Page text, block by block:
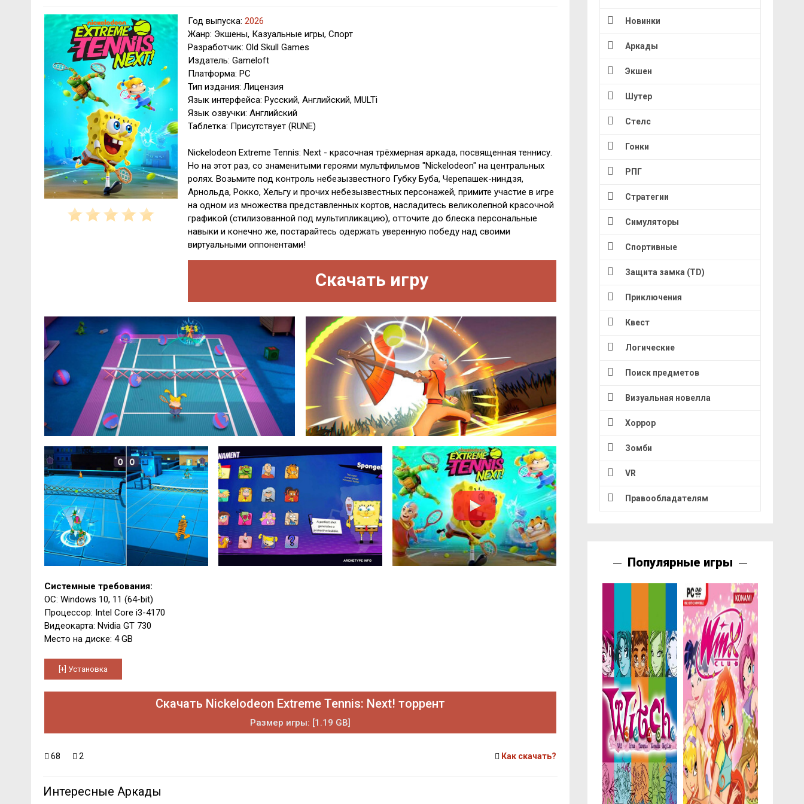
Год выпуска: 2026
Жанр: Экшены, Казуальные игры, Спорт
Разработчик: Old Skull Games
Издатель: Gameloft
Платформа: PC
Тип издания: Лицензия
Язык интерфейса: Русский, Английский, MULTi
Язык озвучки: Английский
Таблетка: Присутствует (RUNE)
Nickelodeon Extreme Tennis: Next - красочная трёхмерная аркада, посвященная теннису.
Но на этот раз, со знаменитыми героями мультфильмов "Nickelodeon" на центральных
ролях. Возьмите под контроль небезызвестного Губку Буба, Черепашек-ниндзя,
Арнольда, Рокко, Хельгу и прочих небезызвестных персонажей, примите участие в игре
на одном из множества представленных кортов, насладитесь великолепной красочной
графикой (стилизованной под мультипликацию), отточите до блеска персональные
навыки и конечно же, постарайтесь одержать уверенную победу над своими
виртуальными оппонентами!
Скачать игру
Системные требования:
ОС: Windows 10, 11 (64-bit)
Процессор: Intel Core i3-4170
Видеокарта: Nvidia GT 730
Место на диске: 4 GB
Скачать Nickelodeon Extreme Tennis: Next! торрент
Размер игры: [1.19 GB]
68 2 Как скачать?
Интересные Аркады
Новинки
Аркады
Экшен
Шутер
Стелс
Гонки
РПГ
Стратегии
Симуляторы
Спортивные
Защита замка (TD)
Приключения
Квест
Логические
Поиск предметов
Визуальная новелла
Хоррор
Зомби
VR
Правообладателям
Популярные игры